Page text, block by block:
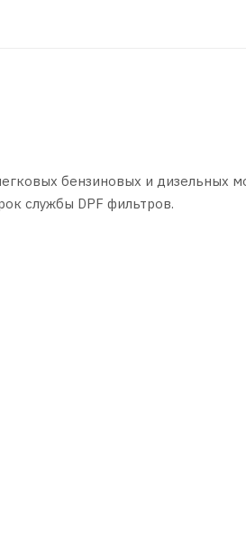
бензиновых и дизельных
службы DPF фильтров.